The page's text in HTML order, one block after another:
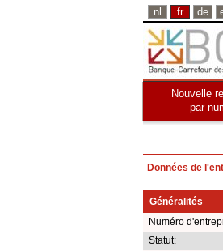
nl fr de
Nouvelle
par
Données de
Généralités
Numéro
Statut: